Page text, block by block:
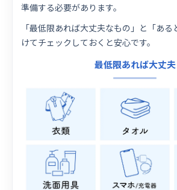
準備する必要があります。
「最低限あれば大丈夫なもの」と「あ
けてチェックしておくと安心です。
最低限あれば大丈夫